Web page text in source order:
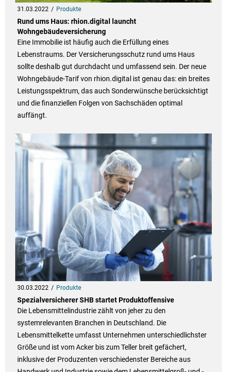
31.03.2022 Produkte
Rund ums Haus: rhion.digital launcht
Wohngebäudeversicherung
Eine Immobilie ist häufig auch die Erfüllung eines
Lebenstraums. Der Versicherungsschutz rund ums Haus
sollte deshalb gut durchdacht und umfassend sein. Der neue
Wohngebäude-Tarif von rhion.digital ist genau das: ein breites
Leistungsspektrum, das auch Sonderwünsche berücksichtigt
und die finanziellen Folgen von Sachschäden optimal
auffängt.
30.03.2022 Produkte
Spezialversicherer SHB startet Produktoffensive
Die Lebensmittelindustrie zählt von jeher zu den
systemrelevanten Branchen in Deutschland. Die
Lebensmittelkette umfasst Unternehmen unterschiedlichster
Größe und ist vom Acker bis zum Teller breit gefächert,
inklusive der Produzenten verschiedenster Bereiche aus